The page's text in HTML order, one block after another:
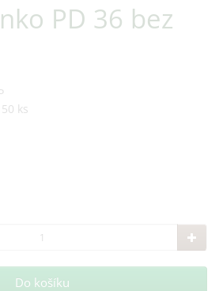
PD 36 bez
ks
Do košíku